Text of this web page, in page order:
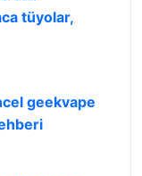
tüyolar,
geekvape